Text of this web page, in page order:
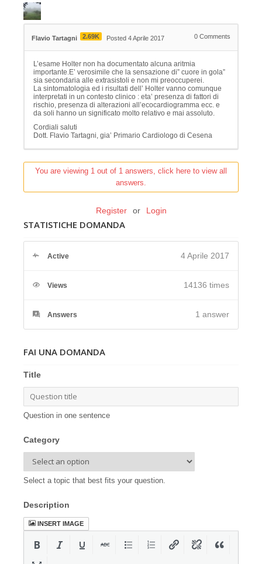
Flavio Tartagni 2.69K Posted 4 Aprile 2017 0 Comments
L’esame Holter non ha documentato alcuna aritmia
importante.E’ verosimile che la sensazione di” cuore in gola”
sia secondaria alle extrasistoli e non mi preoccuperei.
La sintomatologia ed i risultati dell’ Holter vanno comunque
interpretati in un contesto clinico : eta’ presenza di fattori di
rischio, presenza di alterazioni all’ecocardiogramma ecc. e
da soli hanno un significato molto relativo e mai assoluto.
Cordiali saluti
Dott. Flavio Tartagni, gia’ Primario Cardiologo di Cesena
You are viewing 1 out of 1 answers, click here to view all
answers.
Register or Login
STATISTICHE DOMANDA
Active 4 Aprile 2017
Views 14136 times
Answers 1 answer
FAI UNA DOMANDA
Title
Question in one sentence
Category
Select a topic that best fits your question.
Description
INSERT IMAGE